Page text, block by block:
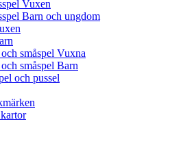
Vuxen
Barn och ungdom
småspel Vuxna
småspel Barn
och pussel